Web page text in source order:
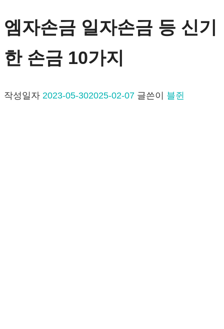
엠자손금 일자손금 등 신기
한 손금 10가지
작성일자 2023-05-302025-02-07 글쓴이 블쥔